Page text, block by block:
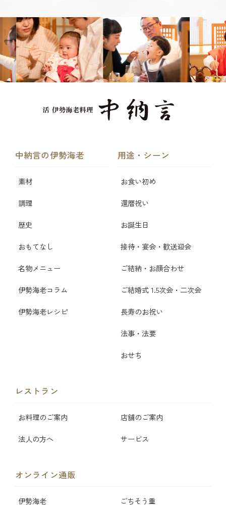
中納言の伊勢海老
素材
調理
歴史
おもてなし
名物メニュー
伊勢海老コラム
伊勢海老レシピ
用途・シーン
お食い初め
還暦祝い
お誕生日
接待・宴会・歓送迎会
ご結納・お顔合わせ
ご結婚式 1.5次会・二次会
長寿のお祝い
法事・法要
おせち
レストラン
お料理のご案内 店舗のご案内
法人の方へ サービス
オンライン通販
伊勢海老 ごちそう重